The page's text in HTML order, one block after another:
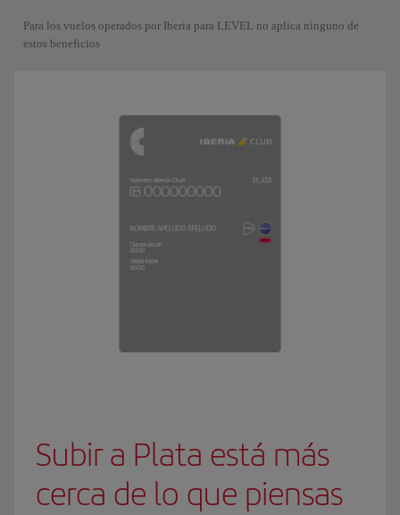
Para los vuelos operados por Iberia para LEVEL no aplica ninguno de
estos beneficios
Subir a Plata está más
cerca de lo que piensas